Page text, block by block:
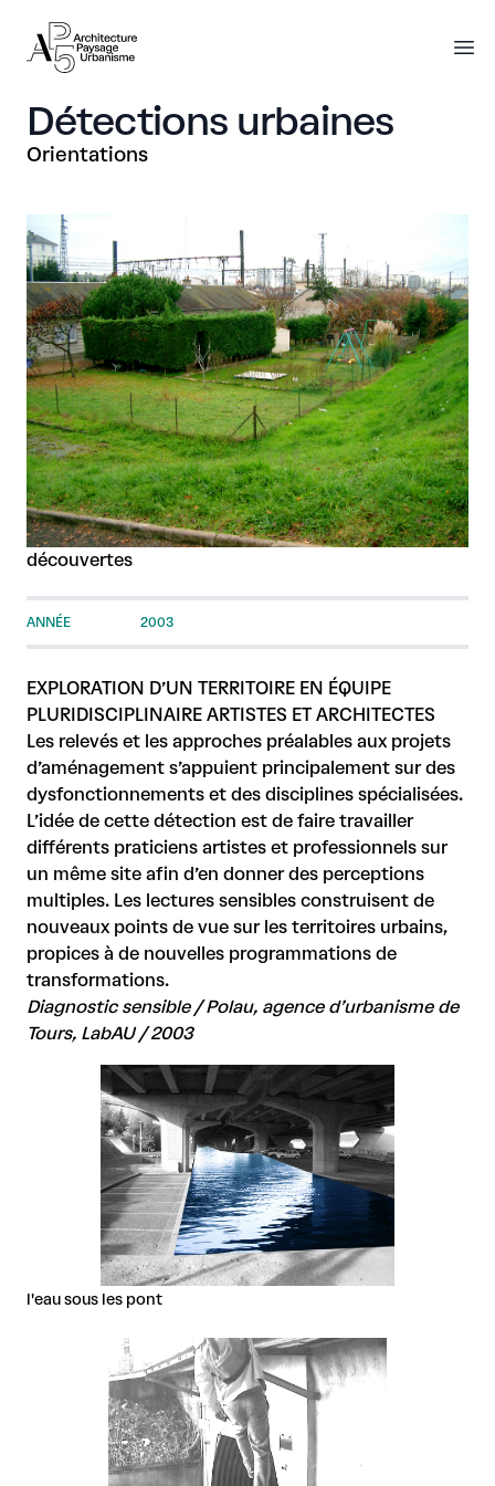
AP5
AP5
Détections urbaines
Orientations
découvertes
ANNÉE 2003
EXPLORATION D’UN TERRITOIRE EN ÉQUIPE
PLURIDISCIPLINAIRE ARTISTES ET ARCHITECTES
Les relevés et les approches préalables aux projets
d’aménagement s’appuient principalement sur des
dysfonctionnements et des disciplines spécialisées.
L’idée de cette détection est de faire travailler
différents praticiens artistes et professionnels sur
un même site afin d’en donner des perceptions
multiples. Les lectures sensibles construisent de
nouveaux points de vue sur les territoires urbains,
propices à de nouvelles programmations de
transformations.
Diagnostic sensible / Polau, agence d’urbanisme de
Tours, LabAU / 2003
l'eau sous les pont